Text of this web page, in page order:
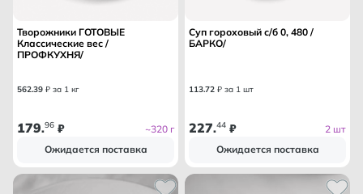
Творожники ГОТОВЫЕ
Классические вес /
ПРОФКУХНЯ/
562.39 ₽ за 1 кг
179.96 ₽
~320 г
Ожидается поставка
Суп гороховый с/б 0, 480 /
БАРКО/
113.72 ₽ за 1 шт
227.44 ₽
2 шт
Ожидается поставка